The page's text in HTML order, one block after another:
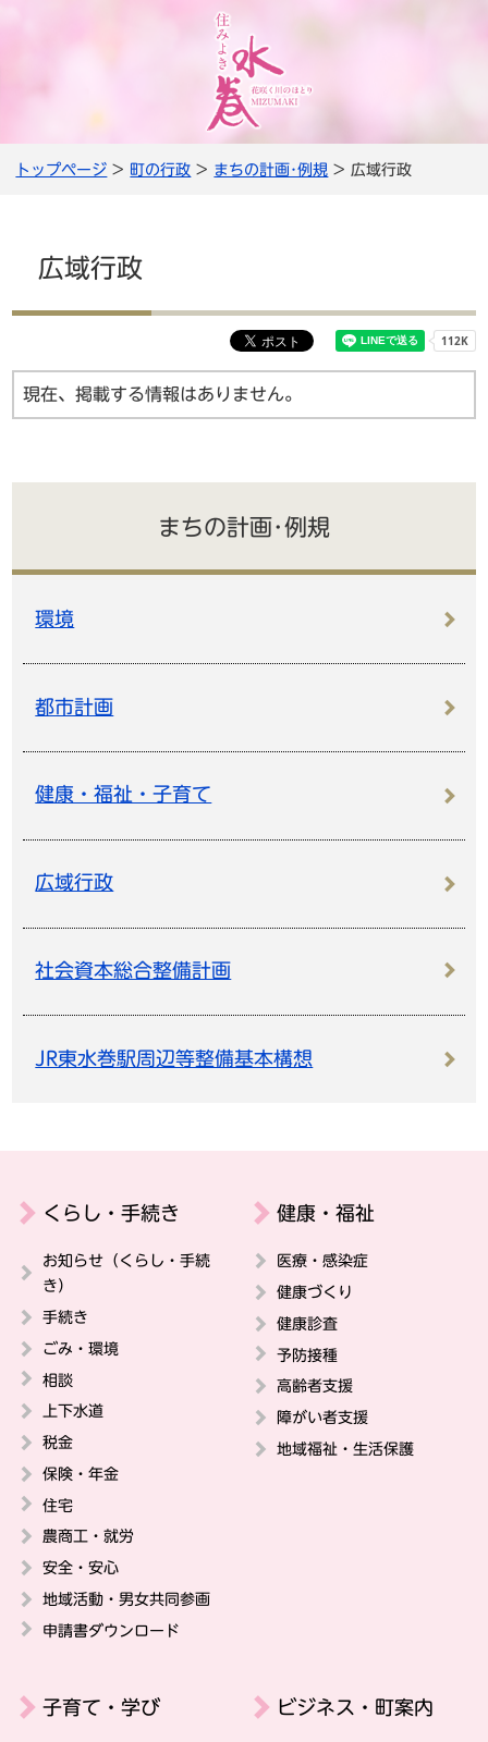
トップページ > 町の行政 > まちの計画･例規 > 広域行政
広域行政
現在、掲載する情報はありません。
まちの計画･例規
環境
都市計画
健康・福祉・子育て
広域行政
社会資本総合整備計画
JR東水巻駅周辺等整備基本構想
くらし・手続き
お知らせ（くらし・手続
き）
手続き
ごみ・環境
相談
上下水道
税金
保険・年金
住宅
農商工・就労
安全・安心
地域活動・男女共同参画
申請書ダウンロード
健康・福祉
医療・感染症
健康づくり
健康診査
予防接種
高齢者支援
障がい者支援
地域福祉・生活保護
子育て・学び ビジネス・町案内